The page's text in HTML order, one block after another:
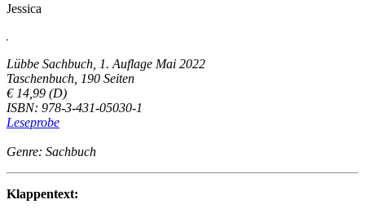
Jessica
Lübbe Sachbuch, 1. Auflage Mai 2022
Taschenbuch, 190 Seiten
€ 14,99 (D)
ISBN: 978-3-431-05030-1
Leseprobe
Genre: Sachbuch
Klappentext: